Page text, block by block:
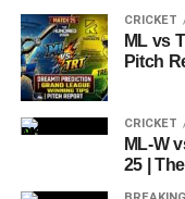
आलंबन गांव विकसित
बताई गई है। विभाग की
आसपास जमीन तलाशने की
नहीं हो पाई है। अब
जमीन की तलाश की जा रही
इसके लिए उपयुक्त जमीन
CRICKET
ML vs
Pitch
CRICKET
ML-W
25 |